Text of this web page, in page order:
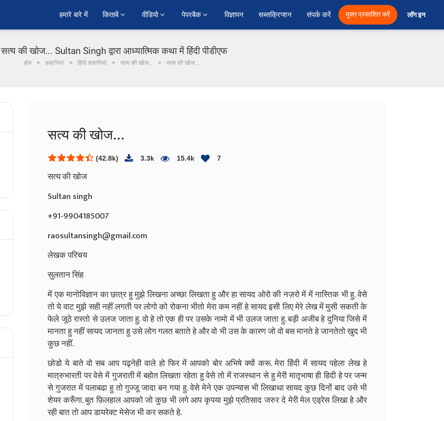
हमारे बारे में किताबें वीडियो पेपरबैक विज्ञापन सब्सक्रिप्शन संपर्क करें मुक्त प्रकाशित करें लॉग इन
सत्य की खोज... Sultan Singh द्वारा आध्यात्मिक कथा में हिंदी पीडीएफ
होम कहानियां हिंदी कहानियां सत्य की खोज... सत्य की खोज...
सत्य की खोज...
(42.8k) 3.3k 15.4k 7
सत्य की खोज
Sultan singh
+91-9904185007
raosultansingh@gmail.com
लेखक परिचय
सुलतान सिंह
में एक मानोविज्ञान का छात्र हु मुझे लिखना अच्छा लिखता हु और हा सायद ओरो की नज़रो में में नास्तिक भी हु. वेसे
तो ये वाट मुझे सही नहीं लगती पर लोगो को रोकना भीतो मेरा कम नहीं हे सायद इसी लिए मेरे लेख में मुसी सकती के
फेले जूठे रास्तो से उलज जाता हु. वो हे तो एक ही पर उसके नामो में भी उलज जाता हु. बड़ी अजीब हे दुनिया जिसे में
मानता हु नहीं सायद जानता हु उसे लोग गलत बताते हे और वो भी उस के कारण जो वो बस मानते हे जानतेतो खुद भी
कुछ नहीं.
छोडो ये बाते वो सब आप पढ्नेही वाले हो फिर में आपको बोर अभिषे क्यों करू. मेरा हिंदी में सायद पहेला लेख हे
मात्रुभारती पर वेसे में गुजराती में बहोत लिखता रहेता हु वेसे तो में राजस्थान से हु मेरी मातृभाषा ही हिदी हे पर जन्म
से गुजरात में पलाबढा हु तो गुज्जू जादा बन गया हु. वेसे मेने एक उपन्यास भी लिखाथा सायद कुछ दिनों बाद उसे भी
शेयर करूँगा. बुत फ़िलहाल आपको जो कुछ भी लगे आप कृपया मुझे प्रतिसाद जरुर दे मेरी मेल एड्रेस लिखा हे और
रही बात तो आप डायरेक्ट मेसेज भी कर सकते हे.